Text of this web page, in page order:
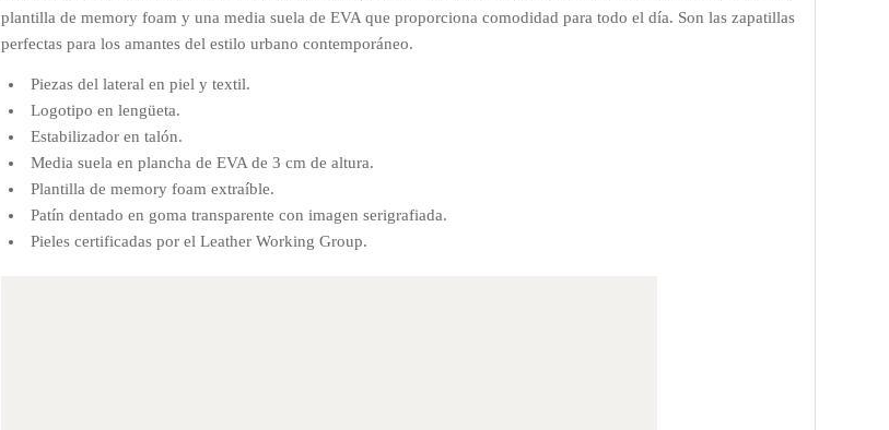
plantilla de memory foam y una media suela de EVA que proporciona comodidad para todo el día. Son las zapatillas
perfectas para los amantes del estilo urbano contemporáneo.
Piezas del lateral en piel y textil.
Logotipo en lengüeta.
Estabilizador en talón.
Media suela en plancha de EVA de 3 cm de altura.
Plantilla de memory foam extraíble.
Patín dentado en goma transparente con imagen serigrafiada.
Pieles certificadas por el Leather Working Group.